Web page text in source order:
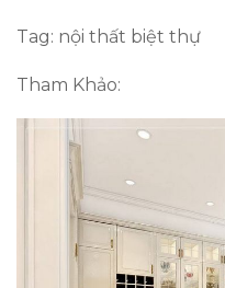
Tag: nội thất biệt thự
Tham Khảo: